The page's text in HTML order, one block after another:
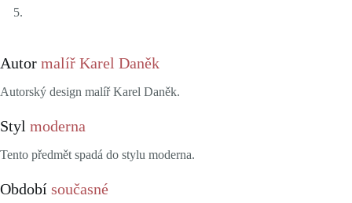
Autor malíř Karel Daněk
Autorský design malíř Karel Daněk.
Styl moderna
Tento předmět spadá do stylu moderna.
Období současné